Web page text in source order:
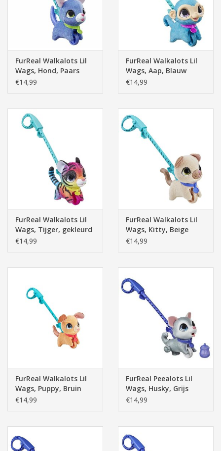
FurReal Walkalots Lil
Wags, Hond, Paars
€14,99
FurReal Walkalots Lil
Wags, Aap, Blauw
€14,99
FurReal Walkalots Lil
Wags, Tijger, gekleurd
€14,99
FurReal Walkalots Lil
Wags, Kitty, Beige
€14,99
FurReal Walkalots Lil
Wags, Puppy, Bruin
€14,99
FurReal Peealots Lil
Wags, Husky, Grijs
€14,99